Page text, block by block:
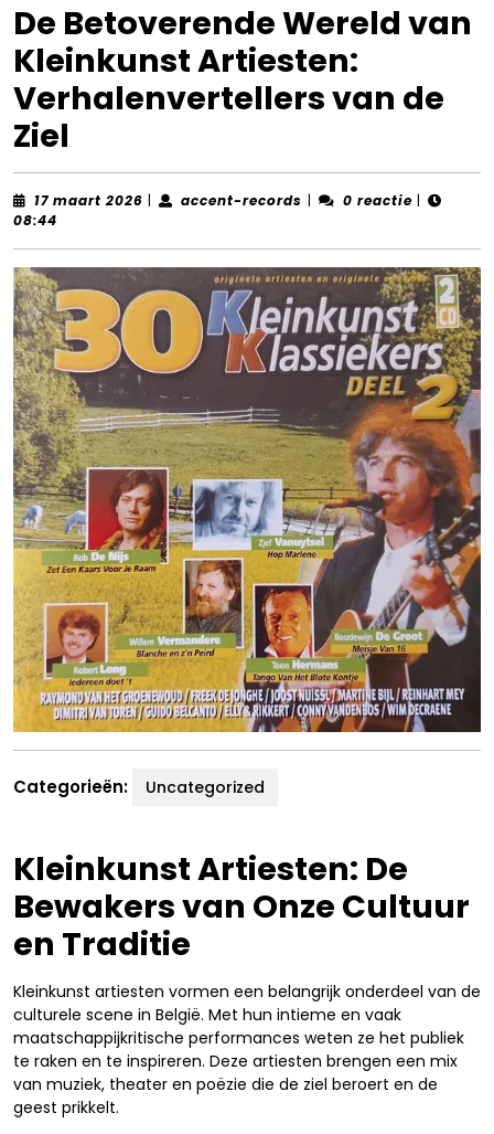
De Betoverende Wereld van
Kleinkunst Artiesten:
Verhalenvertellers van de
Ziel
17 maart 2026 17| accent-records accent-
| 0 reactie |
08:44
Categorieën: Uncategorized
Kleinkunst Artiesten: De
Bewakers van Onze Cultuur
en Traditie
Kleinkunst artiesten vormen een belangrijk onderdeel van de
culturele scene in België. Met hun intieme en vaak
maatschappijkritische performances weten ze het publiek
te raken en te inspireren. Deze artiesten brengen een mix
van muziek, theater en poëzie die de ziel beroert en de
geest prikkelt.